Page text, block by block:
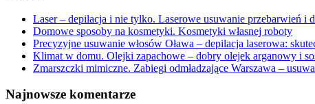
Laser – depilacja i nie tylko. Laserowe usuwanie przebarwień i
Domowe sposoby na kosmetyki. Kosmetyki własnej roboty
Precyzyjne usuwanie włosów Oława – depilacja laserowa:
Klimat w domu. Olejki zapachowe – dobry olejek arganowy i
Zmarszczki mimiczne. Zabiegi odmładzające Warszawa –
Najnowsze komentarze